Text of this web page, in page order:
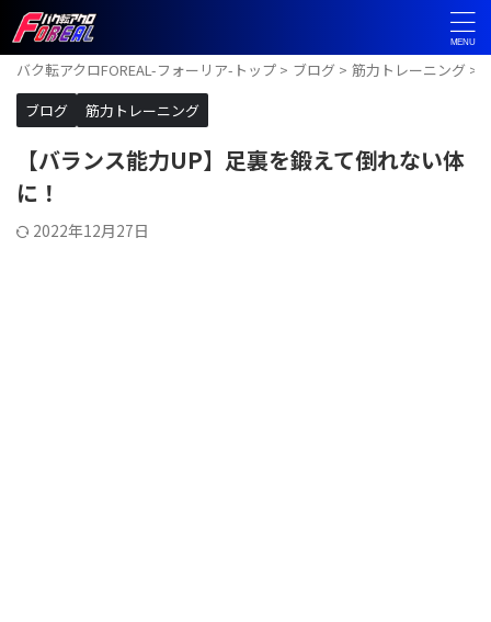
バク転アクロFOREAL-フォーリア-トップ > ブログ > 筋力トレーニング >
ブログ
筋力トレーニング
【バランス能力UP】足裏を鍛えて倒れない体
に！
2022年12月27日